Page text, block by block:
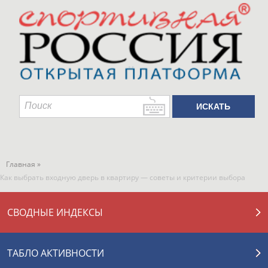
Главная »
Как выбрать входную дверь в квартиру — советы и критерии выбора
СВОДНЫЕ ИНДЕКСЫ
ТАБЛО АКТИВНОСТИ